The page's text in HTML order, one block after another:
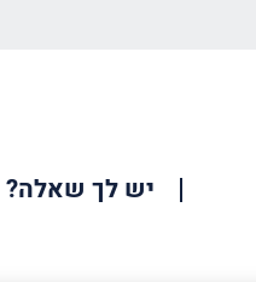
יש לך שאלה?